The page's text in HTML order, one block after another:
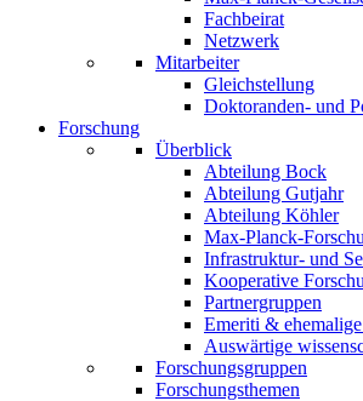
Fachbeirat
Netzwerk
Mitarbeiter
Gleichstellung
Doktoranden- und
Forschung
Überblick
Abteilung Bock
Abteilung Gutjahr
Abteilung Köhler
Max-Planck-
Infrastruktur- und
Kooperative
Partnergruppen
Emeriti &
Auswärtige
Forschungsgruppen
Forschungsthemen